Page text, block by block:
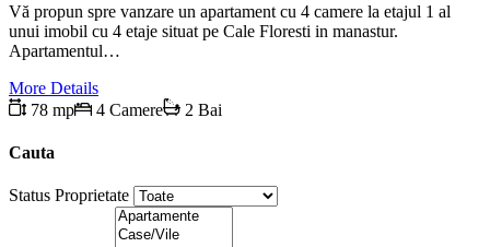
Vă propun spre vanzare un apartament cu 4 camere la etajul 1 al
unui imobil cu 4 etaje situat pe Cale Floresti in manastur.
Apartamentul…
More Details
78 mp
4 Camere 2 Bai
Cauta
Status Proprietate